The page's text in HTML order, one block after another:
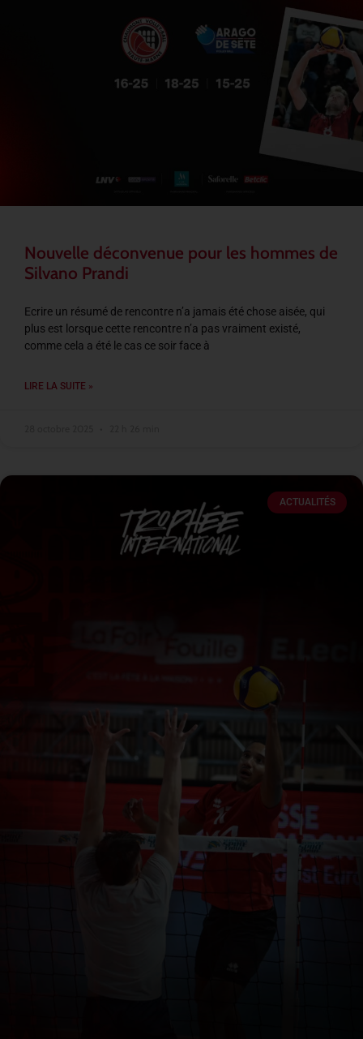
Nouvelle déconvenue pour les hommes de
Silvano Prandi
Ecrire un résumé de rencontre n’a jamais été chose aisée, qui
plus est lorsque cette rencontre n’a pas vraiment existé,
comme cela a été le cas ce soir face à
LIRE LA SUITE »
ACTUALITÉS